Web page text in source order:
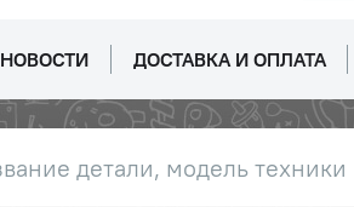
НОВОСТИ ДОСТАВКА И ОПЛАТА